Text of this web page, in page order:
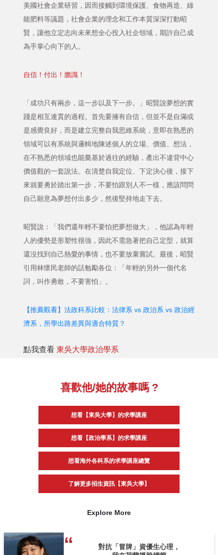
美國社會企業研習，因而接觸到環境保護、食物再造、綠
能肥料等議題，社會企業的理念和工作本質深深打動昭
賢，讓他立定志向未來想全心投入社企領域，期許自己成
為手掌心向下的人。
自信！付出！膽識！
「成功只有兩步，這一步以及下一步。」昭賢說夢想的實
踐是相互連貫的過程。首先要擁有自信，但並不是自滿或
是感覺良好，而是建立完整自我思維系統，意即在熟悉的
領域可以有系統與邏輯地陳述個人的立場、價值、想法，
在不熟悉的領域也能奠基於過往的經驗，產出不違背中心
價值觀的一套說法。在清楚自我定位、下定決心後，接下
來就要勇於踏出第一步，不要怕跟別人不一樣，應該問問
自己願意為夢想付出多少，然後堅持地走下去。
昭賢說：「我們還年輕不要怕把夢想做大」，他認為年輕
人的優勢是形塑性很強，因此不需急著把自己定型，就算
還沒找到自己熱愛的事情，也不要放棄嘗試。最後，昭賢
引用林懷民老師的話勉勵各位：「年輕的另外一個代名
詞，叫作勇敢，不要害怕」。
【推薦觀看】法政科系比較：法律系 vs 政治系 vs 政治經
濟系，所學出路差異與適合特質？
點我查看 東吳大學政治學系
喜歡他/她的故事嗎 ?
想看【東吳大學】的求學講座
想看【政治學系】的求學講座
想看海外各科系的求學講座總覽
了解更多招生資訊【東吳大學】
Explore More
對抗「冒牌」資優生心理，